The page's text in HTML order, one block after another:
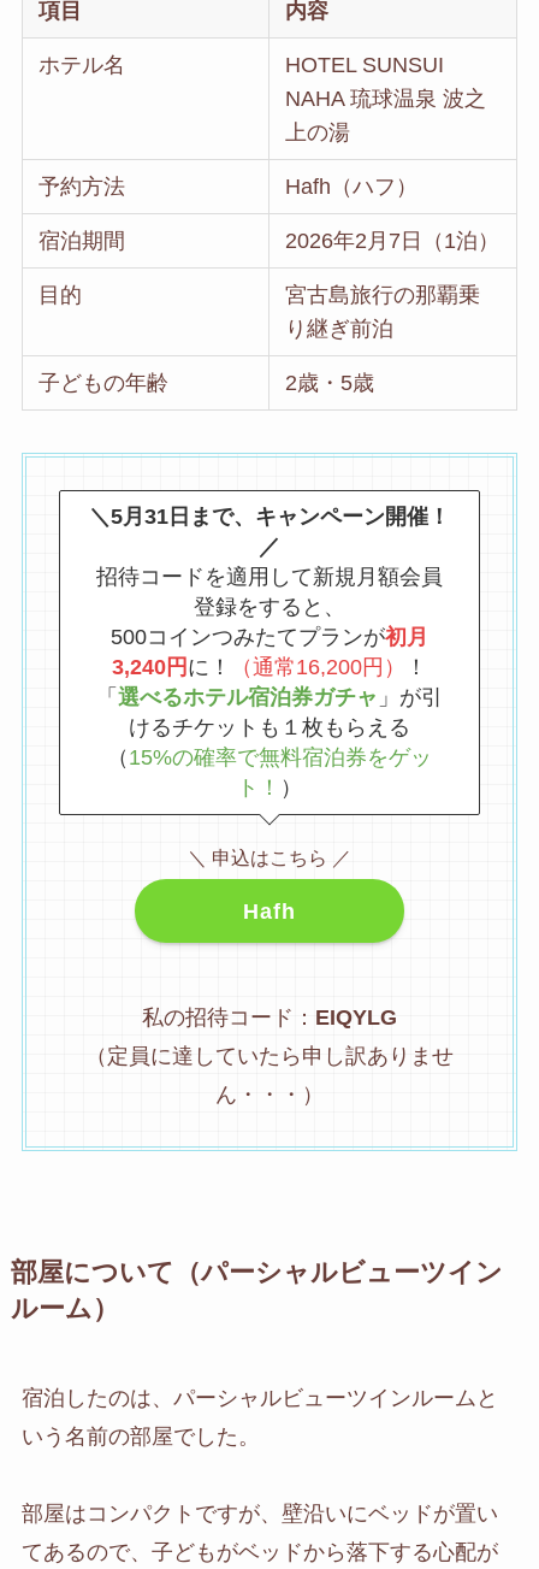
項目 内容
ホテル名
HOTEL SUNSUI
NAHA 琉球温泉 波之
上の湯
予約方法 Hafh（ハフ）
宿泊期間 2026年2月7日（1泊）
目的
宮古島旅行の那覇乗
り継ぎ前泊
子どもの年齢 2歳・5歳
＼5月31日まで、キャンペーン開催！
／
招待コードを適用して新規月額会員
登録をすると、
500コインつみたてプランが初月
3,240円 に！ （通常16,200円）
！
「 選べるホテル宿泊券ガチャ 」が引
けるチケットも１枚もらえる
（ 15%の確率で無料宿泊券をゲッ
ト！ ）
＼ 申込はこちら ／
Hafh
私の招待コード： EIQYLG
（定員に達していたら申し訳ありませ
ん・・・）
部屋について（パーシャルビューツイン
ルーム）
宿泊したのは、パーシャルビューツインルームと
いう名前の部屋でした。
部屋はコンパクトですが、壁沿いにベッドが置い
てあるので、子どもがベッドから落下する心配が